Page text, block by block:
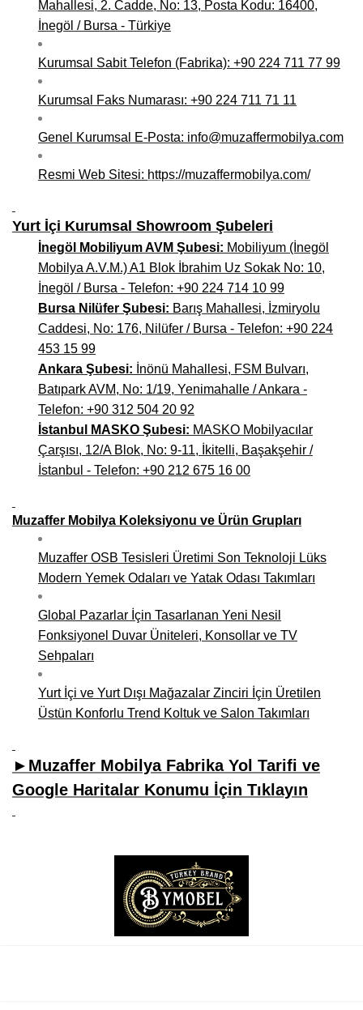
Niğde Mobilyacılar, Mobilya Firmaları, İmalatçıları
Giresun Mobilya Mağazaları, İmalatçıları, Mobilyacıları
Mahallesi, 2. Cadde, No: 13, Posta Kodu: 16400,
İnegöl / Bursa - Türkiye
Kurumsal Sabit Telefon (Fabrika): +90 224 711 77 99
Kurumsal Faks Numarası: +90 224 711 71 11
Genel Kurumsal E-Posta: info@muzaffermobilya.com
Resmi Web Sitesi: https://muzaffermobilya.com/
Yurt İçi Kurumsal Showroom Şubeleri
İnegöl Mobiliyum AVM Şubesi: Mobiliyum (İnegöl
Mobilya A.V.M.) A1 Blok İbrahim Uz Sokak No: 10,
İnegöl / Bursa - Telefon: +90 224 714 10 99
Bursa Nilüfer Şubesi: Barış Mahallesi, İzmiryolu
Caddesi, No: 176, Nilüfer / Bursa - Telefon: +90 224
453 15 99
Ankara Şubesi: İnönü Mahallesi, FSM Bulvarı,
Batıpark AVM, No: 1/19, Yenimahalle / Ankara -
Telefon: +90 312 504 20 92
İstanbul MASKO Şubesi: MASKO Mobilyacılar
Çarşısı, 12/A Blok, No: 9-11, İkitelli, Başakşehir /
İstanbul - Telefon: +90 212 675 16 00
Muzaffer Mobilya Koleksiyonu ve Ürün Grupları
Muzaffer OSB Tesisleri Üretimi Son Teknoloji Lüks
Modern Yemek Odaları ve Yatak Odası Takımları
Global Pazarlar İçin Tasarlanan Yeni Nesil
Fonksiyonel Duvar Üniteleri, Konsollar ve TV
Sehpaları
Yurt İçi ve Yurt Dışı Mağazalar Zinciri İçin Üretilen
Üstün Konforlu Trend Koltuk ve Salon Takımları
►Muzaffer Mobilya Fabrika Yol Tarifi ve
Google Haritalar Konumu İçin Tıklayın